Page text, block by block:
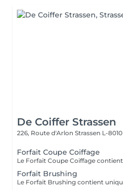
De Coiffer Strassen
226, Route d'Arlon Strassen L-8010
Forfait Coupe Coiffage
Forfait Brushing